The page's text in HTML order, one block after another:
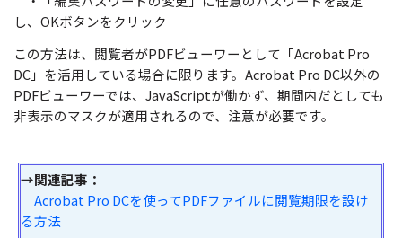
し、OKボタンをクリック
この方法は、閲覧者がPDFビューワーとして「Acrobat Pro
DC」を活用している場合に限ります。Acrobat Pro DC以外の
PDFビューワーでは、JavaScriptが働かず、期間内だとしても
非表示のマスクが適用されるので、注意が必要です。
→関連記事：
Acrobat Pro DCを使ってPDFファイルに閲覧期限を設け
る方法